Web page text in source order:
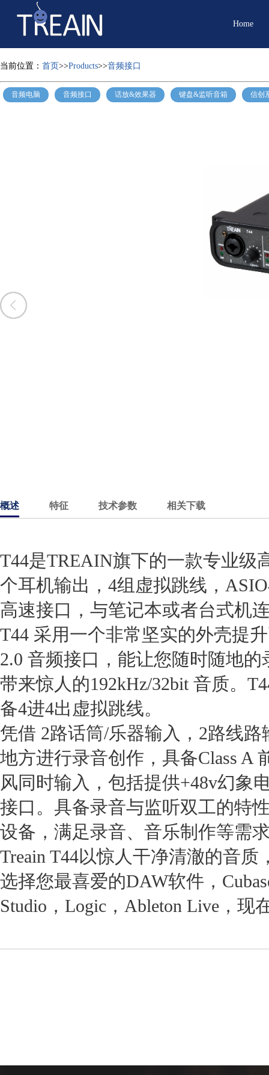
Home
当前位置： 首页>>Products>>音频接口
音频电脑 音频接口 话放&效果器 键盘&监听音箱 信创
概述 特征 技术参数 相关下载
T44是TREAIN旗下的一款专业级
个耳机输出，4组虚拟跳线，
高速接口，与笔记本或者台式机
T44 采用一个非常坚实的外壳提
2.0 音频接口，能让您随时随地
带来惊人的192kHz/32bit 音质。
备4进4出虚拟跳线。
凭借 2路话筒/乐器输入，2路线路
地方进行录音创作，具备Class A
风同时输入，包括提供+48v幻象
接口。具备录音与监听双工的特
设备，满足录音、音乐制作等需
Treain T44以惊人干净清澈的音
选择您最喜爱的DAW软件，
Studio，Logic，Ableton Live，